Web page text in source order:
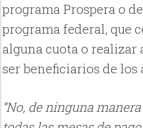
programa Prospera o
programa federal, que
alguna cuota o
ser beneficiarios de los
“No, de ninguna